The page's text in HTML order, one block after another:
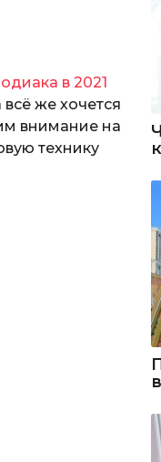
в 2021
же хочется
внимание на
технику